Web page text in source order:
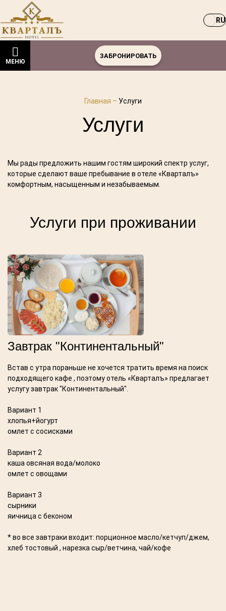
RU
МЕНЮ
ЗАБРОНИРОВАТЬ
Главная – Услуги
Услуги
Мы рады предложить нашим гостям широкий спектр услуг,
которые сделают ваше пребывание в отеле «Кварталъ»
Услуги при проживании
Завтрак "Континентальный"
Встав с утра пораньше не хочется тратить время на поиск
подходящего кафе , поэтому отель «Кварталъ» предлагает
услугу завтрак "Континентальный".
Вариант 1
хлопья+йогурт
омлет с сосисками
Вариант 2
каша овсяная вода/молоко
омлет с овощами
Вариант 3
сырники
яичница с беконом
* во все завтраки входит: порционное масло/кетчуп/джем,
хлеб тостовый , нарезка сыр/ветчина, чай/кофе